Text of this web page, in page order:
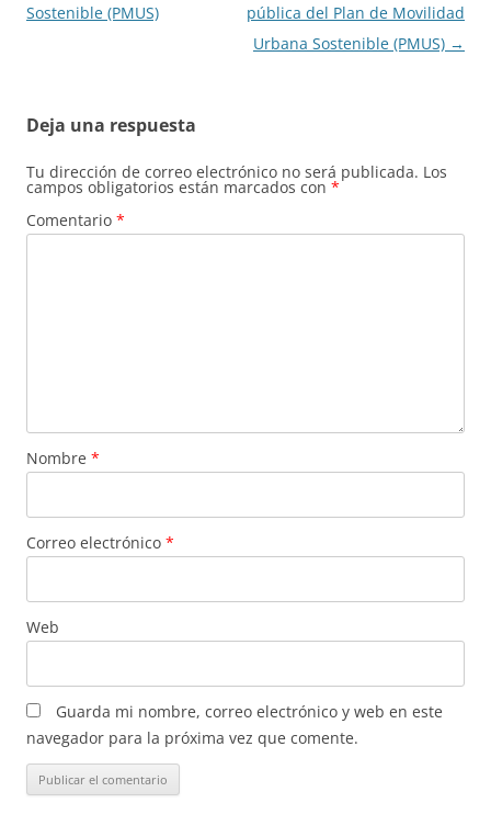
Sostenible (PMUS)
pública del Plan de Movilidad
Urbana Sostenible (PMUS) →
Deja una respuesta
Tu dirección de correo electrónico no será publicada. Los
campos obligatorios están marcados con *
Comentario *
Nombre *
Correo electrónico *
Web
Guarda mi nombre, correo electrónico y web en este
navegador para la próxima vez que comente.